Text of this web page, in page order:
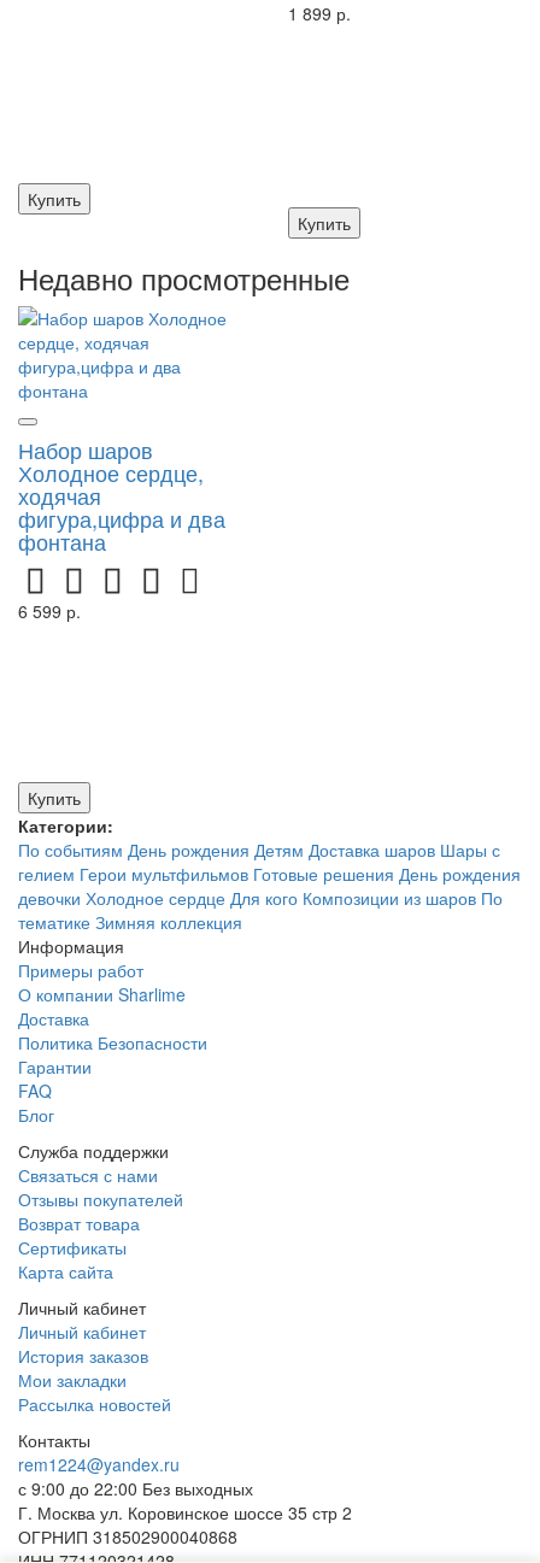
Купить
1 899 р.
Купить
Недавно просмотренные
Набор шаров
Холодное сердце,
ходячая
фигура,цифра и два
фонтана
6 599 р.
Купить
Категории:
По событиям День рождения Детям Доставка шаров Шары с
гелием Герои мультфильмов Готовые решения День рождения
девочки Холодное сердце Для кого Композиции из шаров По
тематике Зимняя коллекция
Информация
Примеры работ
О компании Sharlime
Доставка
Политика Безопасности
Гарантии
FAQ
Блог
Служба поддержки
Связаться с нами
Отзывы покупателей
Возврат товара
Сертификаты
Карта сайта
Личный кабинет
Личный кабинет
История заказов
Мои закладки
Рассылка новостей
Контакты
rem1224@yandex.ru
с 9:00 до 22:00 Без выходных
Г. Москва ул. Коровинское шоссе 35 стр 2
ОГРНИП 318502900040868